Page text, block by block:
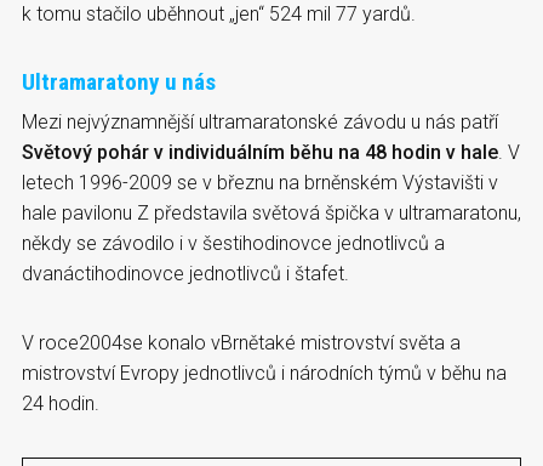
k tomu stačilo uběhnout „jen“ 524 mil 77 yardů.
Ultramaratony u nás
Mezi nejvýznamnější ultramaratonské závodu u nás patří
Světový pohár v individuálním běhu na 48 hodin v hale . V
letech 1996-2009 se v březnu na brněnském Výstavišti v
hale pavilonu Z představila světová špička v ultramaratonu,
někdy se závodilo i v šestihodinovce jednotlivců a
dvanáctihodinovce jednotlivců i štafet.
V roce2004se konalo vBrnětaké mistrovství světa a
mistrovství Evropy jednotlivců i národních týmů v běhu na
24 hodin.